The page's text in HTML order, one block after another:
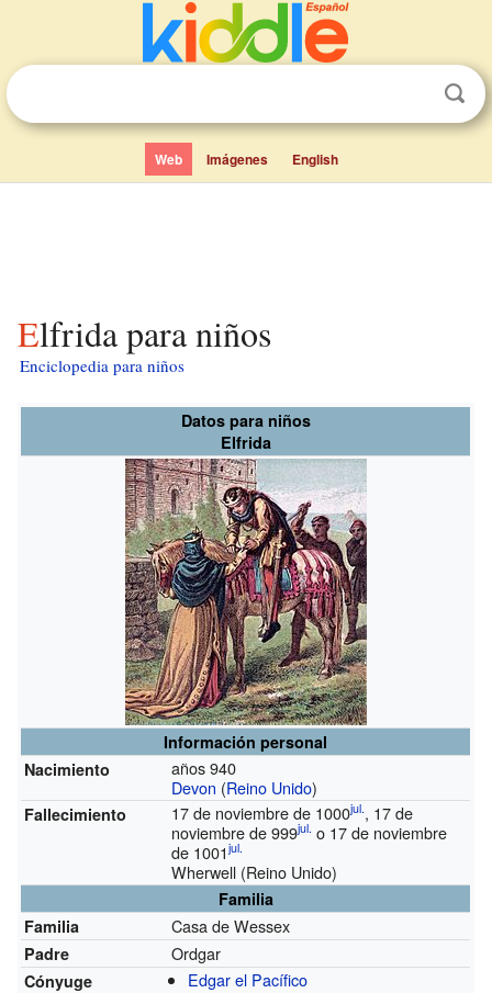
Web Imágenes English
Elfrida para niños
Enciclopedia para niños
Datos para niños
Elfrida
Información personal
Nacimiento
años 940
Devon (Reino Unido)
Fallecimiento 17 de noviembre de 1000jul., 17 de
noviembre de 999jul. o 17 de noviembre
de 1001jul.
Wherwell (Reino Unido)
Familia
Familia
Casa de Wessex
Padre Ordgar
Cónyuge
Edgar el Pacífico